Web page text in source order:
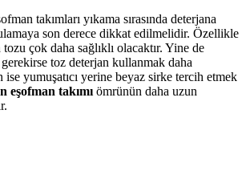
takımları yıkama sırasında deterjana
son derece dikkat edilmelidir. Özellikle
çok daha sağlıklı olacaktır. Yine de
toz deterjan kullanmak daha
yumuşatıcı yerine beyaz sirke tercih etmek
eşofman takımı ömrünün daha uzun